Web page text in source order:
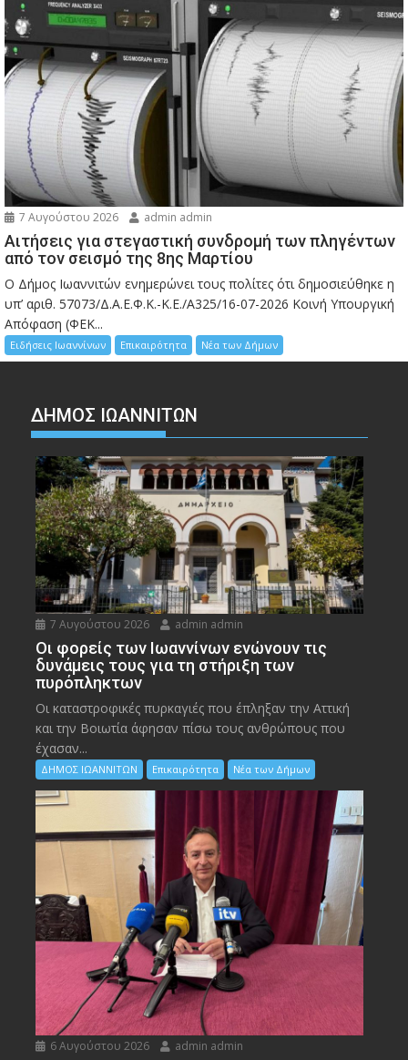
7 Αυγούστου 2026 admin admin
Αιτήσεις για στεγαστική συνδρομή των πληγέντων
από τον σεισμό της 8ης Μαρτίου
Ο Δήμος Ιωαννιτών ενημερώνει τους πολίτες ότι δημοσιεύθηκε η
υπ’ αριθ. 57073/Δ.Α.Ε.Φ.Κ.-Κ.Ε./Α325/16-07-2026 Κοινή Υπουργική
Απόφαση (ΦΕΚ...
Ειδήσεις Ιωαννίνων Επικαιρότητα Νέα των Δήμων
ΔΗΜΟΣ ΙΩΑΝΝΙΤΩΝ
7 Αυγούστου 2026 admin admin
Οι φορείς των Ιωαννίνων ενώνουν τις
δυνάμεις τους για τη στήριξη των
πυρόπληκτων
Οι καταστροφικές πυρκαγιές που έπληξαν την Αττική
και την Bοιωτία άφησαν πίσω τους ανθρώπους που
έχασαν...
ΔΗΜΟΣ ΙΩΑΝΝΙΤΩΝ Επικαιρότητα Νέα των Δήμων
6 Αυγούστου 2026 admin admin